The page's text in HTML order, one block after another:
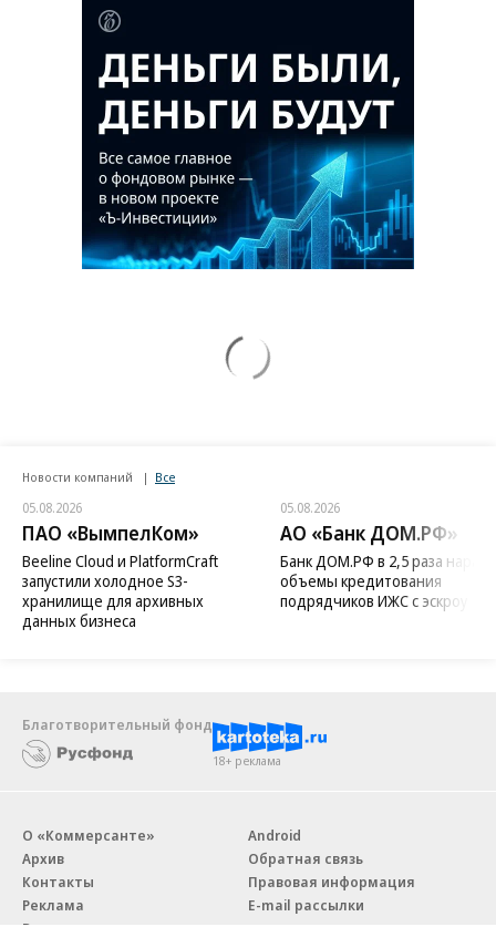
Новости компаний Все
05.08.2026
ПАО «ВымпелКом»
Beeline Cloud и PlatformCraft
запустили холодное S3-
хранилище для архивных
данных бизнеса
05.08.2026
АО «Банк ДОМ.РФ»
Банк ДОМ.РФ в 2,5 раза
объемы кредитования
подрядчиков ИЖС с эскроу
Благотворительный фонд
18+ реклама
О «Коммерсанте»
Архив
Контакты
Реклама
Android
Обратная связь
Правовая информация
E-mail рассылки